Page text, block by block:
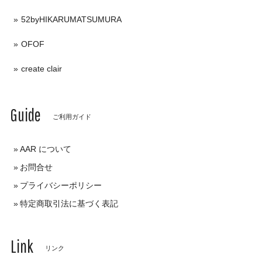
52byHIKARUMATSUMURA
OFOF
create clair
Guide ご利用ガイド
AAR について
お問合せ
プライバシーポリシー
特定商取引法に基づく表記
Link リンク